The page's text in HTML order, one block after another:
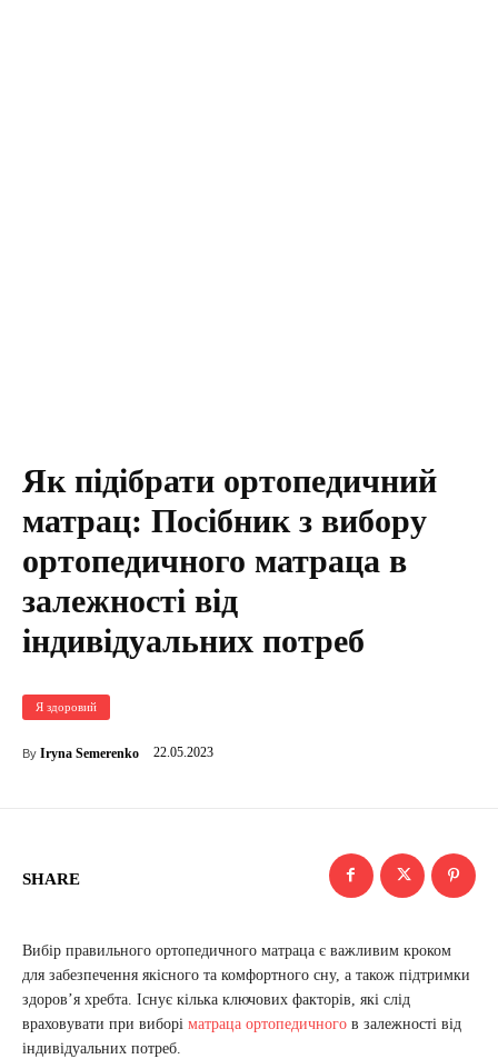
Як підібрати ортопедичний
матрац: Посібник з вибору
ортопедичного матраца в
залежності від
індивідуальних потреб
Я здоровий
By Iryna Semerenko 22.05.2023
SHARE
Вибір правильного ортопедичного матраца є важливим кроком
для забезпечення якісного та комфортного сну, а також підтримки
здоров’я хребта. Існує кілька ключових факторів, які слід
враховувати при виборі матраца ортопедичного в залежності від
індивідуальних потреб.